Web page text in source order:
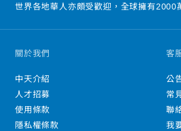
世界各地華人亦頗受歡迎，全球擁有2000
關於我們
中天介紹
人才招募
使用條款
隱私權條款
客
公
常
聯
我